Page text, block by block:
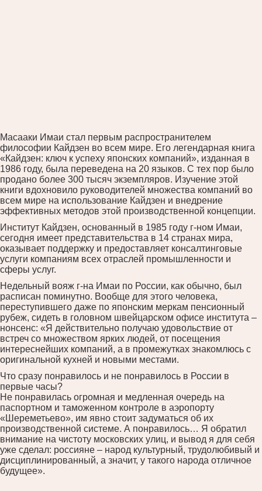
Масааки Имаи стал первым распространителем
философии Кайдзен во всем мире. Его легендарная книга
«Кайдзен: ключ к успеху японских компаний», изданная в
1986 году, была переведена на 20 языков. С тех пор было
продано более 300 тысяч экземпляров. Изучение этой
книги вдохновило руководителей множества компаний во
всем мире на использование Кайдзен и внедрение
эффективных методов этой производственной концепции.
Институт Кайдзен, основанный в 1985 году г-ном Имаи,
сегодня имеет представительства в 14 странах мира,
оказывает поддержку и предоставляет консалтинговые
услуги компаниям всех отраслей промышленности и
сферы услуг.
Недельный вояж г-на Имаи по России, как обычно, был
расписан поминутно. Вообще для этого человека,
переступившего даже по японским меркам пенсионный
рубеж, сидеть в головном швейцарском офисе института –
нонсенс: «Я действительно получаю удовольствие от
встреч со множеством ярких людей, от посещения
интереснейших компаний, а в промежутках знакомлюсь с
оригинальной кухней и новыми местами.
Что сразу понравилось и не понравилось в России в
первые часы?
Не понравилась огромная и медленная очередь на
паспортном и таможенном контроле в аэропорту
«Шереметьево», им явно стоит задуматься об их
производственной системе. А понравилось… Я обратил
внимание на чистоту московских улиц, и вывод я для себя
уже сделал: россияне – народ культурный, трудолюбивый и
дисциплинированный, а значит, у такого народа отличное
будущее».